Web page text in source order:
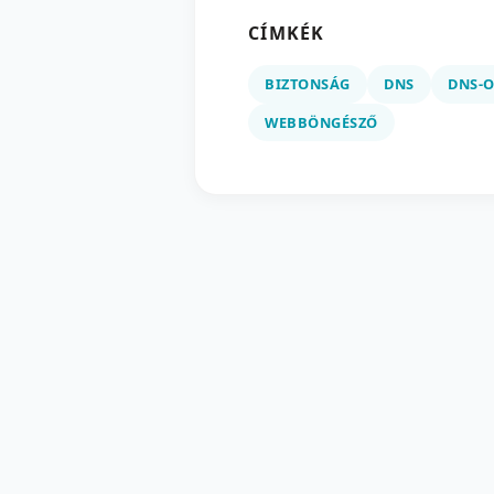
CÍMKÉK
BIZTONSÁG DNS
DNS-
WEBBÖNGÉSZŐ